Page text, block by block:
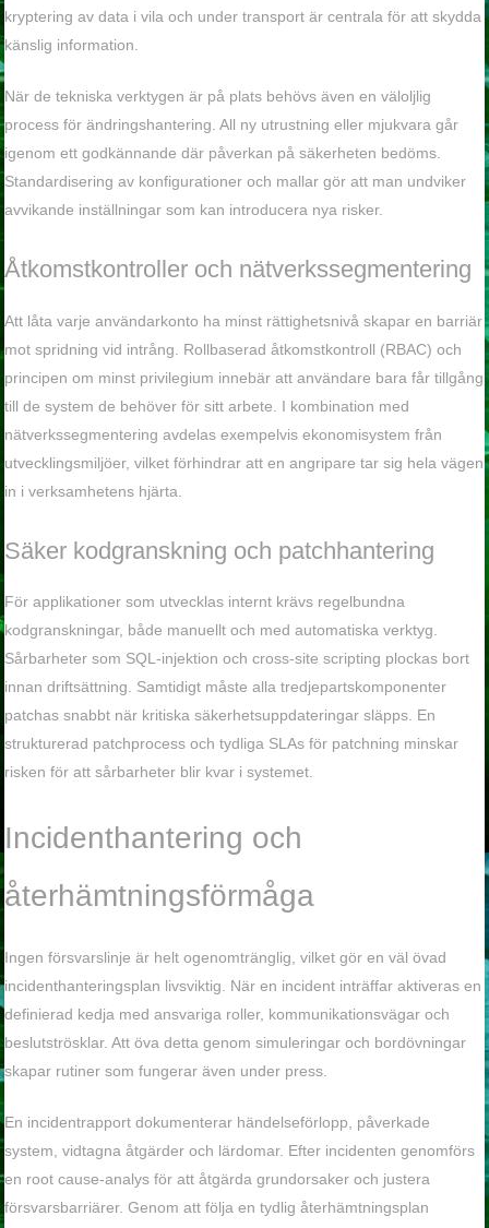
kryptering av data i vila och under transport är centrala för att skydda
känslig information.
När de tekniska verktygen är på plats behövs även en väloljlig
process för ändringshantering. All ny utrustning eller mjukvara går
igenom ett godkännande där påverkan på säkerheten bedöms.
Standardisering av konfigurationer och mallar gör att man undviker
avvikande inställningar som kan introducera nya risker.
Åtkomstkontroller och nätverkssegmentering
Att låta varje användarkonto ha minst rättighetsnivå skapar en barriär
mot spridning vid intrång. Rollbaserad åtkomstkontroll (RBAC) och
principen om minst privilegium innebär att användare bara får tillgång
till de system de behöver för sitt arbete. I kombination med
nätverkssegmentering avdelas exempelvis ekonomisystem från
utvecklingsmiljöer, vilket förhindrar att en angripare tar sig hela vägen
in i verksamhetens hjärta.
Säker kodgranskning och patchhantering
För applikationer som utvecklas internt krävs regelbundna
kodgranskningar, både manuellt och med automatiska verktyg.
Sårbarheter som SQL-injektion och cross-site scripting plockas bort
innan driftsättning. Samtidigt måste alla tredjepartskomponenter
patchas snabbt när kritiska säkerhetsuppdateringar släpps. En
strukturerad patchprocess och tydliga SLAs för patchning minskar
risken för att sårbarheter blir kvar i systemet.
Incidenthantering och
återhämtningsförmåga
Ingen försvarslinje är helt ogenomtränglig, vilket gör en väl övad
incidenthanteringsplan livsviktig. När en incident inträffar aktiveras en
definierad kedja med ansvariga roller, kommunikationsvägar och
beslutströsklar. Att öva detta genom simuleringar och bordövningar
skapar rutiner som fungerar även under press.
En incidentrapport dokumenterar händelseförlopp, påverkade
system, vidtagna åtgärder och lärdomar. Efter incidenten genomförs
en root cause-analys för att åtgärda grundorsaker och justera
försvarsbarriärer. Genom att följa en tydlig återhämtningsplan